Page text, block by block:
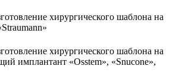
хирургического шаблона на
хирургического шаблона на
имплантант «Osstem», «Snucone»,